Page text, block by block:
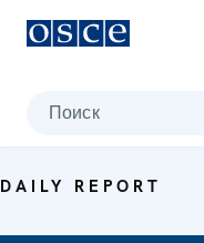
Поиск
DAILY REPORT